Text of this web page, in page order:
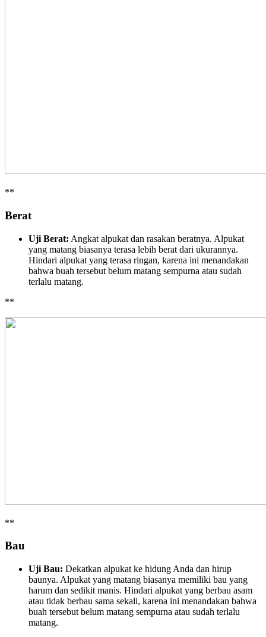
**
Berat
Uji Berat: Angkat alpukat dan rasakan beratnya. Alpukat
yang matang biasanya terasa lebih berat dari ukurannya.
Hindari alpukat yang terasa ringan, karena ini menandakan
bahwa buah tersebut belum matang sempurna atau sudah
terlalu matang.
**
**
Bau
Uji Bau: Dekatkan alpukat ke hidung Anda dan hirup
baunya. Alpukat yang matang biasanya memiliki bau yang
harum dan sedikit manis. Hindari alpukat yang berbau asam
atau tidak berbau sama sekali, karena ini menandakan bahwa
buah tersebut belum matang sempurna atau sudah terlalu
matang.